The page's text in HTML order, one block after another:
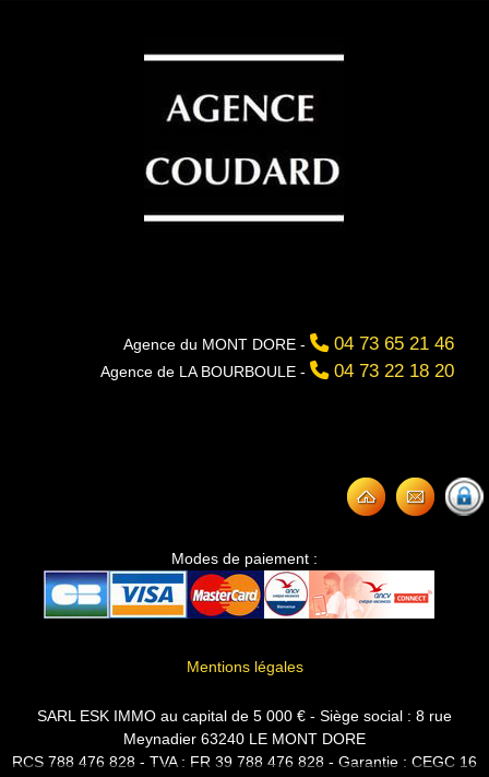
Agence du MONT DORE - 04 73 65 21 46
Agence de LA BOURBOULE - 04 73 22 18 20
Modes de paiement :
Mentions légales
SARL ESK IMMO au capital de 5 000 € - Siège social : 8 rue
Meynadier 63240 LE MONT DORE
RCS 788 476 828 - TVA : FR 39 788 476 828 - Garantie : CEGC 16